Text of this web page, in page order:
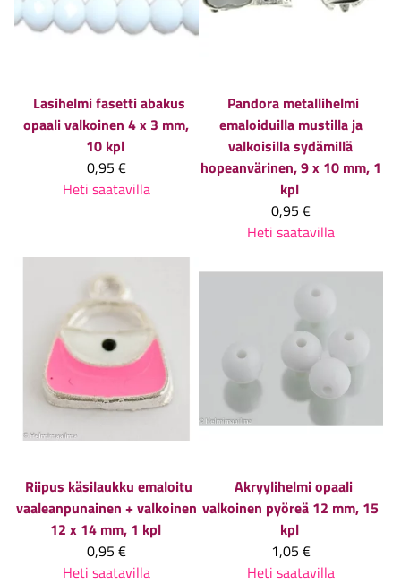
Lasihelmi fasetti abakus
opaali valkoinen 4 x 3 mm,
10 kpl
0,95 €
Heti saatavilla
Pandora metallihelmi
emaloiduilla mustilla ja
valkoisilla sydämillä
hopeanvärinen, 9 x 10 mm, 1
kpl
0,95 €
Heti saatavilla
Riipus käsilaukku emaloitu
vaaleanpunainen + valkoinen
12 x 14 mm, 1 kpl
0,95 €
Heti saatavilla
Akryylihelmi opaali
valkoinen pyöreä 12 mm, 15
kpl
1,05 €
Heti saatavilla